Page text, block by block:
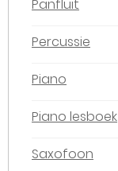
Panfluit
Percussie
Piano
Piano lesboek
Saxofoon